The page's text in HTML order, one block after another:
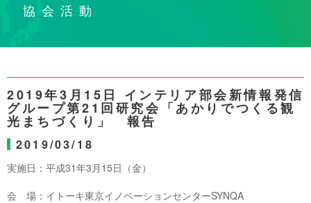
協会活動
2019年3月15日 インテリア部会新情報発信
グループ第21回研究会「あかりでつくる観
光まちづくり」 報告
2019/03/18
実施日：平成31年3月15日（金）
会 場：イトーキ東京イノベーションセンターSYNQA